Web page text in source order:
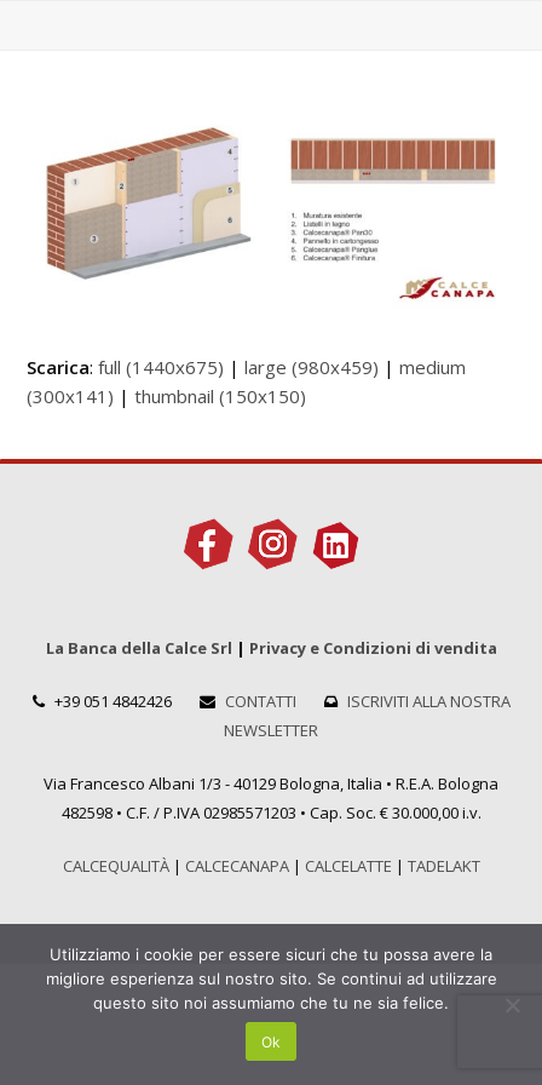
Scarica:full (1440x675) |large (980x459) |medium
(300x141) |thumbnail (150x150)
La Banca della Calce Srl | Privacy e Condizioni di vendita
+39 051 4842426 CONTATTI
ISCRIVITI ALLA NOSTRA
NEWSLETTER
Via Francesco Albani 1/3 - 40129 Bologna, Italia • R.E.A. Bologna
482598 • C.F. / P.IVA 02985571203 • Cap. Soc. € 30.000,00 i.v.
CALCEQUALITÀ| CALCECANAPA| CALCELATTE | TADELAKT
Utilizziamo i cookie per essere sicuri che tu possa avere la
migliore esperienza sul nostro sito. Se continui ad utilizzare
questo sito noi assumiamo che tu ne sia felice.
Ok